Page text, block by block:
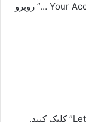
وقتی با پیغام “Your Account Has Been Disabled For …” روبرو